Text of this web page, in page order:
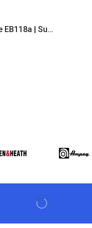
Beta Three EB118a | Sub Bajo Activo